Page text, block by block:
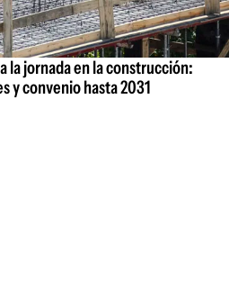
la jornada en la construcción:
y convenio hasta 2031